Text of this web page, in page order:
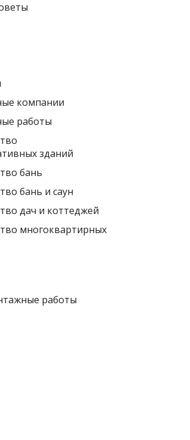
компании
работы
зданий
бань
бань и саун
дач и коттеджей
многоквартирных
работы